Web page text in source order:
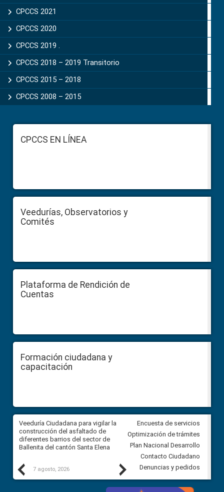
CPCCS 2021
CPCCS 2020
CPCCS 2019 .
CPCCS 2018 – 2019 Transitorio
CPCCS 2015 – 2018
CPCCS 2008 – 2015
FooterCPCCS EN LÍNEA
Veedurías, Observatorios y
Comités
Plataforma de Rendición de
Cuentas
Formación ciudadana y
capacitación
Previous
Veeduría Ciudadana para vigilar la
construcción del asfaltado de
diferentes barrios del sector de
Ballenita del cantón Santa Elena
7 agosto, 2026
Veeduría Ciudadana para
Concurso Público de Méritos
Jueces de la Corte Nacional
Justicia
7 agosto, 2026
Next
Encuesta de servicios
Optimización de trámites
Plan Nacional Desarrollo
Contacto Ciudadano
Denuncias y pedidos